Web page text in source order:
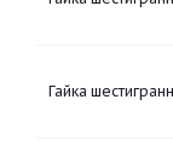
Гайка